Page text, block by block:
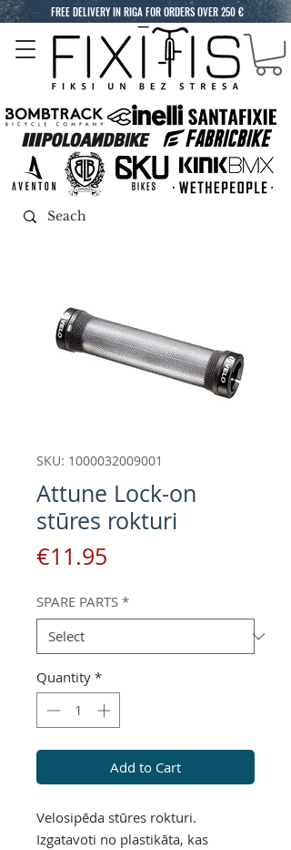
FREE DELIVERY IN RIGA FOR ORDERS OVER 250 €
SKU: 1000032009001
Attune Lock-on
stūres rokturi
€11.95
SPARE PARTS *
Quantity *
Add to Cart
Velosipēda stūres rokturi.
Izgatavoti no plastikāta, kas